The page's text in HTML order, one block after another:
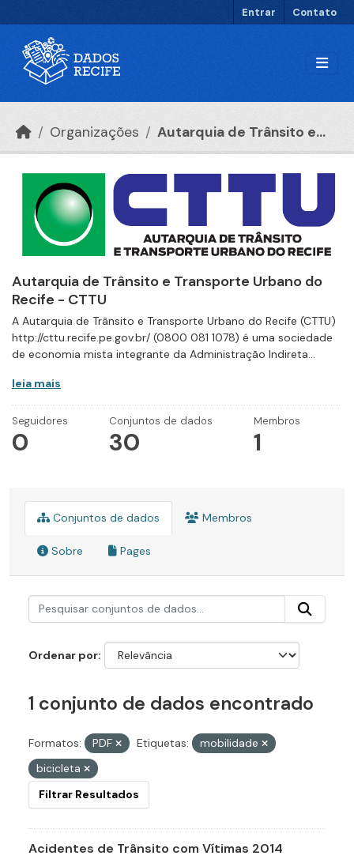
Entrar Contato
Organizações Autarquia de Trânsito e...
Autarquia de Trânsito e Transporte Urbano do
Recife - CTTU
A Autarquia de Trânsito e Transporte Urbano do Recife (CTTU)
http://cttu.recife.pe.gov.br/ (0800 081 1078) é uma sociedade
de economia mista integrante da Administração Indireta...
leia mais
Seguidores
0
Conjuntos de dados
30
Membros
1
Conjuntos de dados Membros
Sobre Pages
Ordenar por
1 conjunto de dados encontrado
Formatos: PDF Etiquetas:
mobilidade
bicicleta
Filtrar Resultados
Acidentes de Trânsito com Vítimas 2014